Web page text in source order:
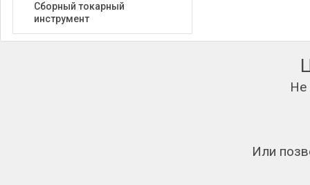
Сборный токарный
инструмент
Не
Или